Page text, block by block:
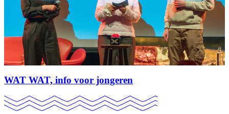
WAT WAT, info voor jongeren